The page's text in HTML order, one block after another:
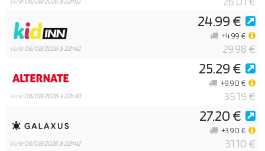
Vu le06/08/2026 à 22h42
24.99 €
29.98 €
+4.99 €
Vu le06/08/2026 à 22h30
25.29 €
35.19 €
+9.90 €
Vu le06/08/2026 à 22h42
27.20 €
31.10 €
+3.90 €